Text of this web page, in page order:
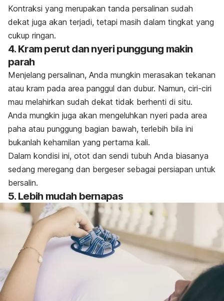
Kontraksi yang merupakan tanda persalinan sudah
dekat juga akan terjadi, tetapi masih dalam tingkat yang
cukup ringan.
4. Kram perut dan nyeri punggung makin
parah
Menjelang persalinan, Anda mungkin merasakan tekanan
atau kram pada area panggul dan dubur. Namun, ciri-ciri
mau melahirkan sudah dekat tidak berhenti di situ.
Anda mungkin juga akan mengeluhkan nyeri pada area
paha atau punggung bagian bawah, terlebih bila ini
bukanlah kehamilan yang pertama kali.
Dalam kondisi ini, otot dan sendi tubuh Anda biasanya
sedang meregang dan bergeser sebagai persiapan untuk
bersalin.
5. Lebih mudah bernapas